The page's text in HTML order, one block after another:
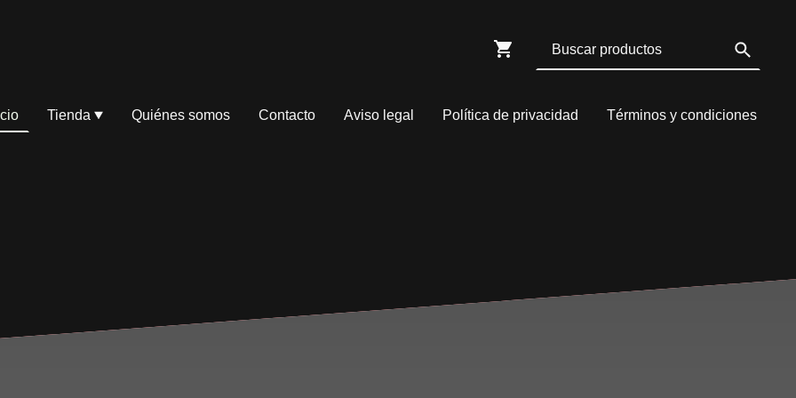
Tienda Quiénes somos Contacto Aviso legal Política de privacidad Términos y condiciones